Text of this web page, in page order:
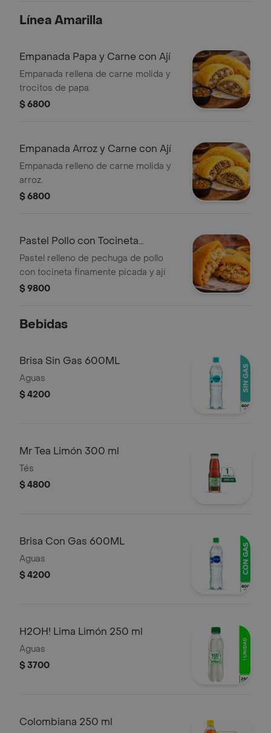
Línea Amarilla
Empanada Papa y Carne con Ají
Empanada rellena de carne molida y
trocitos de papa.
$ 6800
Empanada Arroz y Carne con Ají
Empanada relleno de carne molida y
arroz.
$ 6800
Pastel Pollo con Tocineta
Ahumada
Pastel relleno de pechuga de pollo
con tocineta finamente picada y ají
$ 9800
Bebidas
Brisa Sin Gas 600ML
Aguas
$ 4200
Mr Tea Limón 300 ml
Tés
$ 4800
Brisa Con Gas 600ML
Aguas
$ 4200
H2OH! Lima Limón 250 ml
Aguas
$ 3700
Colombiana 250 ml